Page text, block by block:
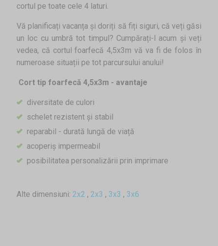
cortul pe toate cele 4 laturi.
Vă planificați vacanța și doriți să fiți siguri, că veți găsi
un loc cu umbră tot timpul? Cumpărați-l acum și veți
vedea, că cortul foarfecă 4,5x3m vă va fi de folos în
numeroase situații pe tot parcursului anului!
Cort tip foarfecă 4,5x3m - avantaje
diversitate de culori
schelet rezistent și stabil
reparabil - durată lungă de viață
acoperiș impermeabil
posibilitatea personalizării prin imprimare
Alte dimensiuni: 2x2 , 2x3 , 3x3 , 3x6